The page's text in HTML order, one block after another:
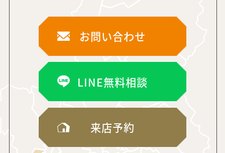
お問い合わせ
LINE無料相談
来店予約